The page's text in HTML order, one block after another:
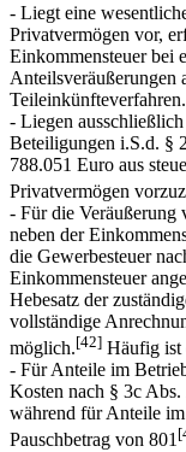
- Liegt eine
Privatvermögen vor,
Einkommensteuer bei
Anteilsveräußerungen
Teileinkünfteverfahren.
- Liegen
Beteiligungen i.S.d. §
788.051 Euro aus
Privatvermögen
- Für die Veräußerung
neben der
die Gewerbesteuer
Einkommensteuer
Hebesatz der
vollständige
möglich.[42] Häufig ist
- Für Anteile im
Kosten nach § 3c
während für Anteile
Pauschbetrag von 801